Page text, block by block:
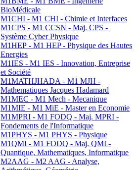
BioMédicale
M1CHI - M1 CHI - Chimie et Interfaces
M1CPS - M1 CCSN - Maj. CPS -
Système Cyber Physique
M1HEP - M1 HEP - Physique des Hautes
Energies
M1IES - M1 IES - Innovation, Entreprise
et Société
M1MATHJHADA - M1 MJH -
Mathematiques Jacques Hadamard
M1MEC - M1 Mech - Mecanique
M1MIE - M1 MiE - Master en Economie
M1MPRI - M1 FODQ - Maj. MPRI -
Fondements de l'Informatique
M1PHYS - M1 PHYS - Physique
M1QMI - M1 FODQ - Maj. QMI -
Quantique, Mathematiques, Informatique
M2AAG - M2 AAG - Analyse,